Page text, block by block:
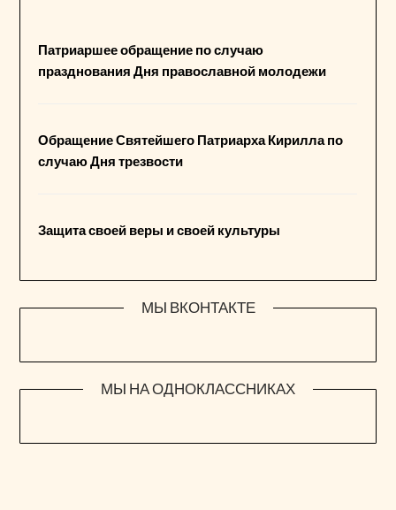
Патриаршее обращение по случаю
празднования Дня православной молодежи
Обращение Святейшего Патриарха Кирилла по
случаю Дня трезвости
Защита своей веры и своей культуры
МЫ ВКОНТАКТЕ
МЫ НА ОДНОКЛАССНИКАХ